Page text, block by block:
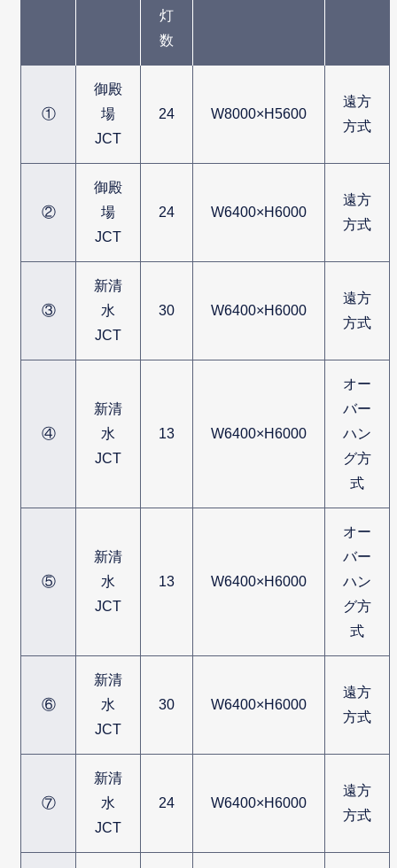
灯
数
①
御殿
場
JCT
24 W8000×H5600
遠方
方式
②
御殿
場
JCT
24 W6400×H6000
遠方
方式
③
新清
水
JCT
30 W6400×H6000
遠方
方式
④
新清
水
JCT
13 W6400×H6000
オー
バー
ハン
グ方
式
⑤
新清
水
JCT
13 W6400×H6000
オー
バー
ハン
グ方
式
⑥
新清
水
JCT
30 W6400×H6000
遠方
方式
⑦
新清
水
JCT
24 W6400×H6000
遠方
方式